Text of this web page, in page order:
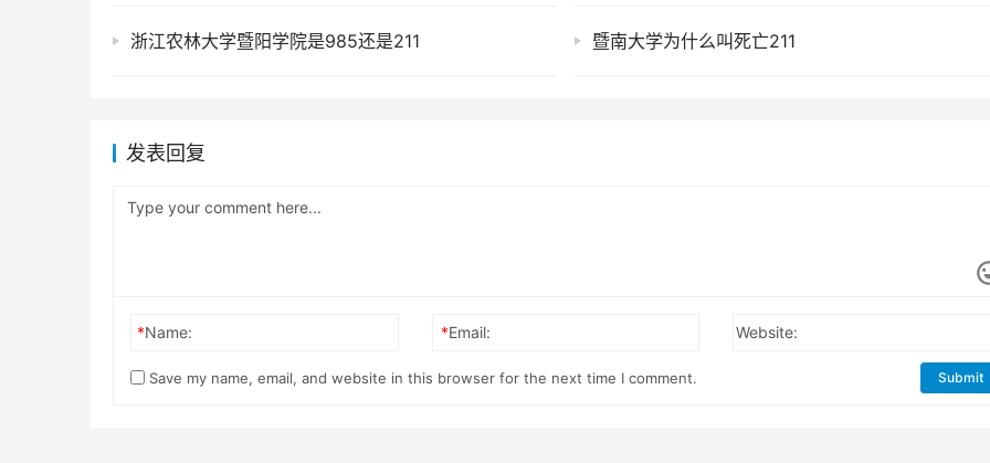
浙江农林大学暨阳学院是985还是211 暨南大学为什么叫死亡211
发表回复
*Name: *Email: Website:
Save my name, email, and website in this browser for the next time I comment. Submit